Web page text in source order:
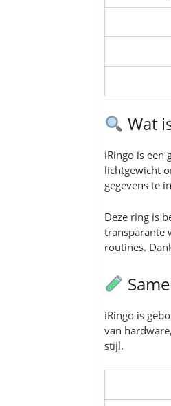
Wat
iRingo is een
lichtgewicht
gegevens te
Deze ring is
transparante
routines.
iRingo is
van
stijl.